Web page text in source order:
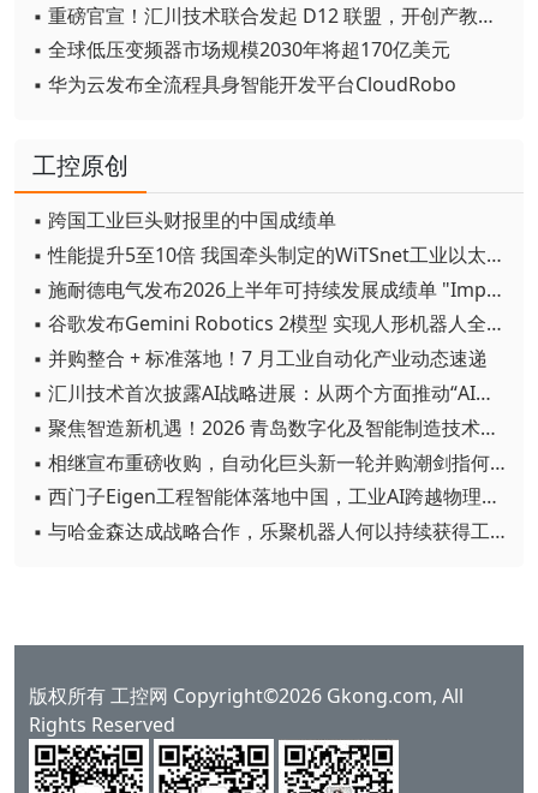
▪ 重磅官宣！汇川技术联合发起 D12 联盟，开创产教融合新范式
▪ 全球低压变频器市场规模2030年将超170亿美元
▪ 华为云发布全流程具身智能开发平台CloudRobo
工控原创
▪ 跨国工业巨头财报里的中国成绩单
▪ 性能提升5至10倍 我国牵头制定的WiTSnet工业以太网国际标准正式发布
▪ 施耐德电气发布2026上半年可持续发展成绩单 "Impact 2030"路线图开局稳健
▪ 谷歌发布Gemini Robotics 2模型 实现人形机器人全身智能控制突破
▪ 并购整合 + 标准落地！7 月工业自动化产业动态速递
▪ 汇川技术首次披露AI战略进展：从两个方面推动“AI业务化”落地
▪ 聚焦智造新机遇！2026 青岛数字化及智能制造技术论坛圆满落幕
▪ 相继宣布重磅收购，自动化巨头新一轮并购潮剑指何方？
▪ 西门子Eigen工程智能体落地中国，工业AI跨越物理世界“确定性”拐点
▪ 与哈金森达成战略合作，乐聚机器人何以持续获得工业巨头青睐？
版权所有 工控网 Copyright©2026 Gkong.com, All
Rights Reserved